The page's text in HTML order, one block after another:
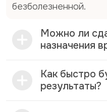
безболезненной.
Можно ли
назначения
Как быстро
результаты?